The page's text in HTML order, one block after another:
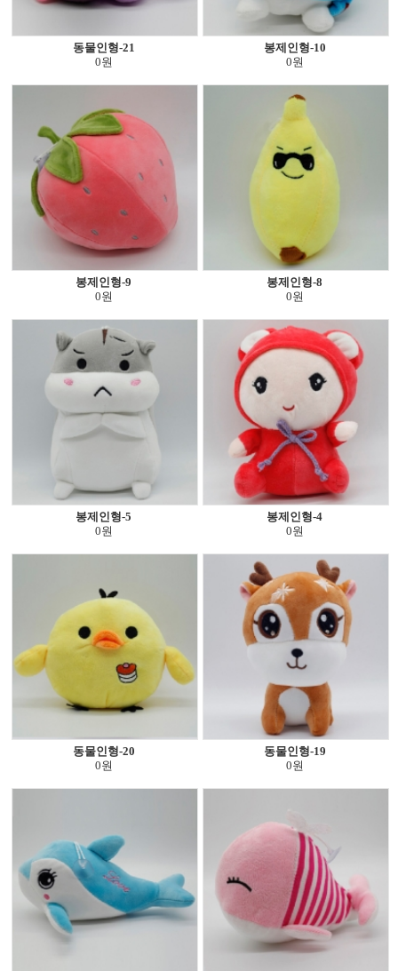
동물인형-21
0원
봉제인형-10
0원
봉제인형-9
0원
봉제인형-8
0원
봉제인형-5
0원
봉제인형-4
0원
동물인형-20
0원
동물인형-19
0원